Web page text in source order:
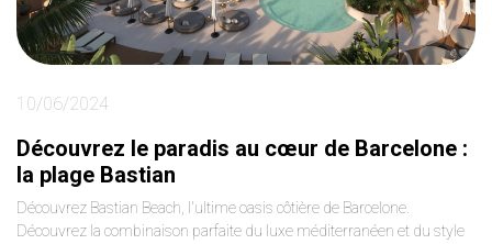
10/06/2024
Découvrez le paradis au cœur de Barcelone :
la plage Bastian
Découvrez Bastian Beach, l'ultime oasis côtière de Barcelone.
Découvrez la combinaison parfaite du luxe méditerranéen et du style